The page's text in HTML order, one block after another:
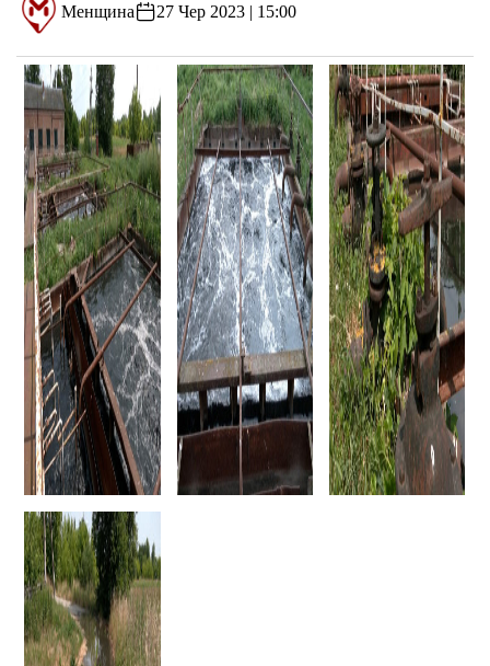
Менщина 27 Чер 2023 | 15:00